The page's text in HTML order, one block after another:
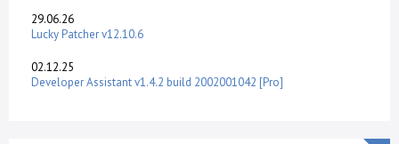
29.06.26
Lucky Patcher v12.10.6
02.12.25
Developer Assistant v1.4.2 build 2002001042 [Pro]